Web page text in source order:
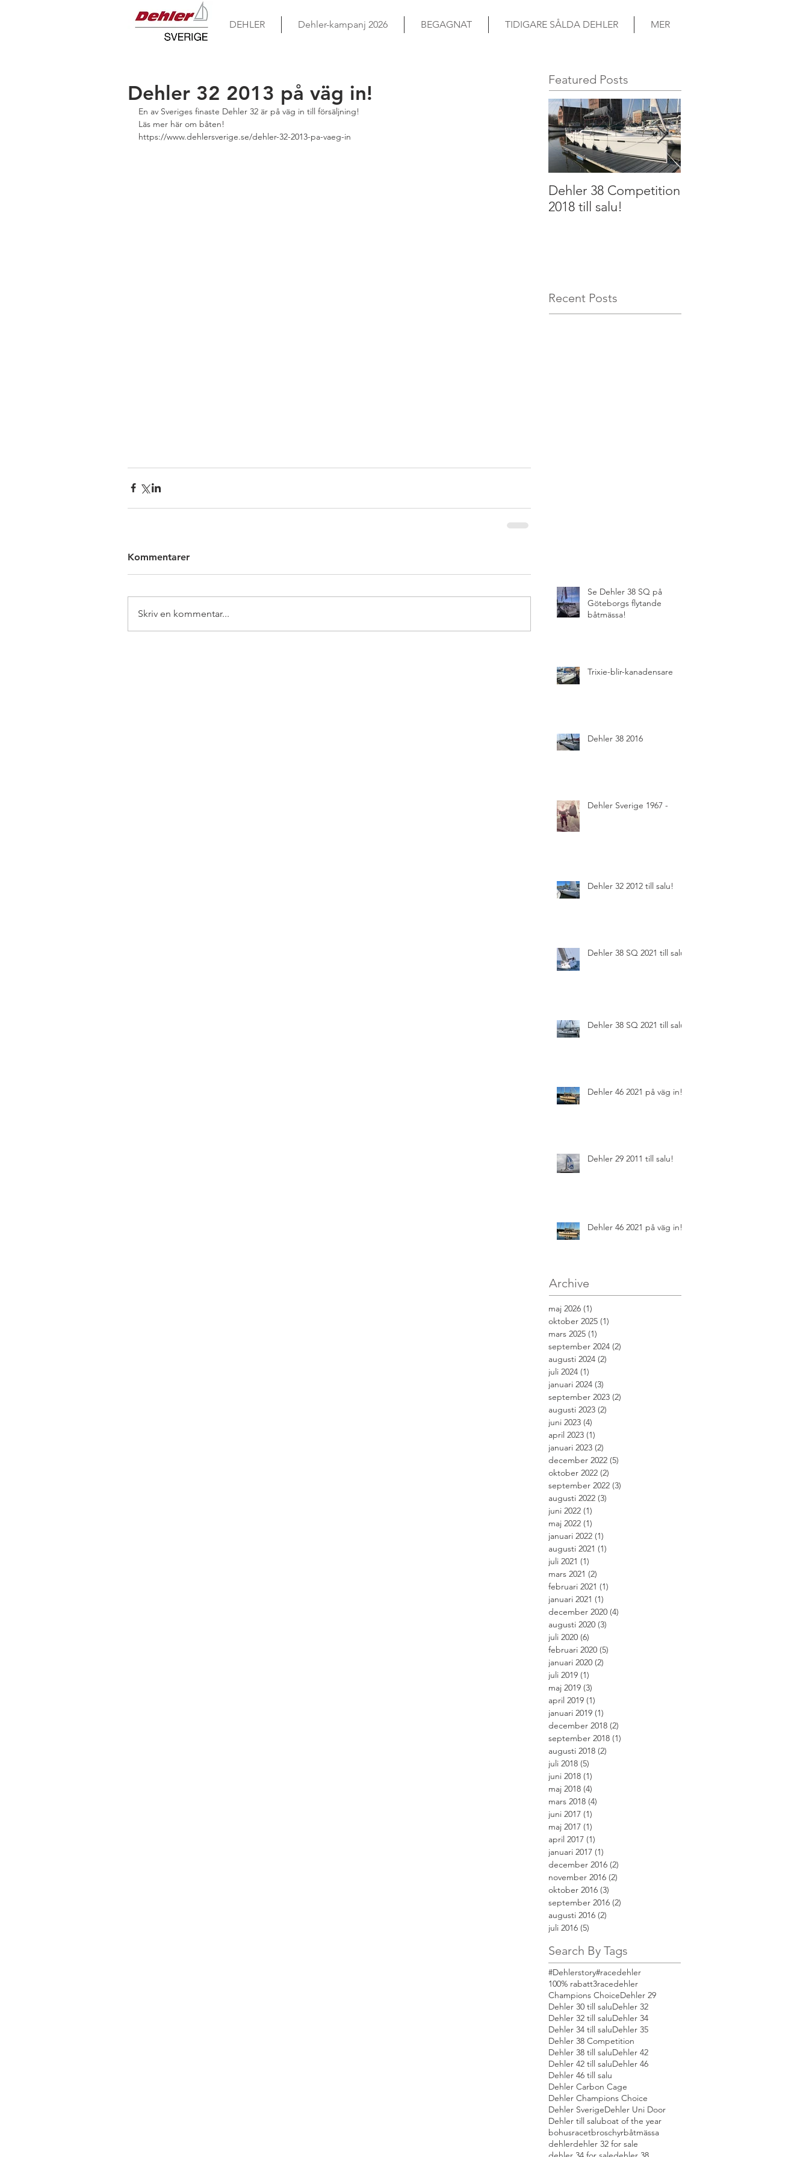
DEHLER Dehler-kampanj 2026 BEGAGNAT TIDIGARE SÅLDA DEHLER MER
Dehler 32 2013 på väg in!
En av Sveriges finaste Dehler 32 är på väg in till försäljning!
Läs mer här om båten!
https://www.dehlersverige.se/dehler-32-2013-pa-vaeg-in
Kommentarer
Skriv en kommentar...
Featured Posts
Dehler 38 Competition
2018 till salu!
Recent Posts
Se Dehler 38 SQ på
Göteborgs flytande
båtmässa!
Trixie-blir-kanadensare
Dehler 38 2016
Dehler Sverige 1967 -
Dehler 32 2012 till salu!
Dehler 38 SQ 2021 till salu!
Dehler 38 SQ 2021 till salu!
Dehler 46 2021 på väg in!
Dehler 29 2011 till salu!
Dehler 46 2021 på väg in!
Archive
maj 2026 (1)
oktober 2025 (1)
mars 2025 (1)
september 2024 (2)
augusti 2024 (2)
juli 2024 (1)
januari 2024 (3)
september 2023 (2)
augusti 2023 (2)
juni 2023 (4)
april 2023 (1)
januari 2023 (2)
december 2022 (5)
oktober 2022 (2)
september 2022 (3)
augusti 2022 (3)
juni 2022 (1)
maj 2022 (1)
januari 2022 (1)
augusti 2021 (1)
juli 2021 (1)
mars 2021 (2)
februari 2021 (1)
januari 2021 (1)
december 2020 (4)
augusti 2020 (3)
juli 2020 (6)
februari 2020 (5)
januari 2020 (2)
juli 2019 (1)
maj 2019 (3)
april 2019 (1)
januari 2019 (1)
december 2018 (2)
september 2018 (1)
augusti 2018 (2)
juli 2018 (5)
juni 2018 (1)
maj 2018 (4)
mars 2018 (4)
juni 2017 (1)
maj 2017 (1)
april 2017 (1)
januari 2017 (1)
december 2016 (2)
november 2016 (2)
oktober 2016 (3)
september 2016 (2)
augusti 2016 (2)
juli 2016 (5)
Search By Tags
#Dehlerstory#racedehler
100% rabatt3racedehler
Champions ChoiceDehler 29
Dehler 30 till saluDehler 32
Dehler 32 till saluDehler 34
Dehler 34 till saluDehler 35
Dehler 38 Competition
Dehler 38 till saluDehler 42
Dehler 42 till saluDehler 46
Dehler 46 till salu
Dehler Carbon Cage
Dehler Champions Choice
Dehler SverigeDehler Uni Door
Dehler till saluboat of the year
bohusracetbroschyrbåtmässa
dehlerdehler 32 for sale